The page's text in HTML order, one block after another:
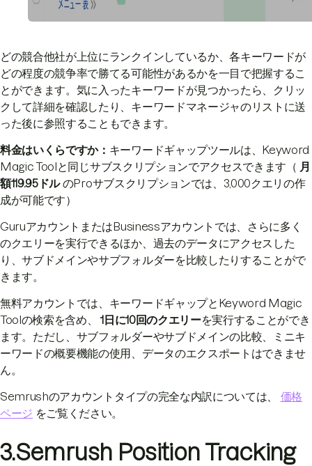
どの競合他社が上位にランクインしているか、各キーワードが
どの程度の競争率で勝てる可能性があるかを一目で把握するこ
とができます。気に入ったキーワードが見つかったら、クリッ
クして詳細を確認したり、キーワードマネージャのリストに送
った後に参照することもできます。
料金はいくらですか： キーワードギャップツールは、Keyword
Magic Toolと同じサブスクリプションでアクセスできます（ 月
額119.95ドルのProサブスクリプションでは、3,000クエリの作
成が可能です）
GuruアカウントまたはBusinessアカウントでは、さらに多く
のクエリーを実行できるほか、過去のデータにアクセスした
り、サブドメインやサブフォルダーを比較したりすることがで
きます。
無料アカウントでは、キーワードギャップとKeyword Magic
Toolの検索を含め、1日に10回のクエリーを実行することができ
ます。ただし、サブフォルダーやサブドメインの比較、ミニキ
ーワードの概要機能の使用、データのエクスポートはできませ
ん。
Semrushのアカウントタイプの完全な内訳については、 価格
ページ をご覧ください。
3.Semrush Position Tracking